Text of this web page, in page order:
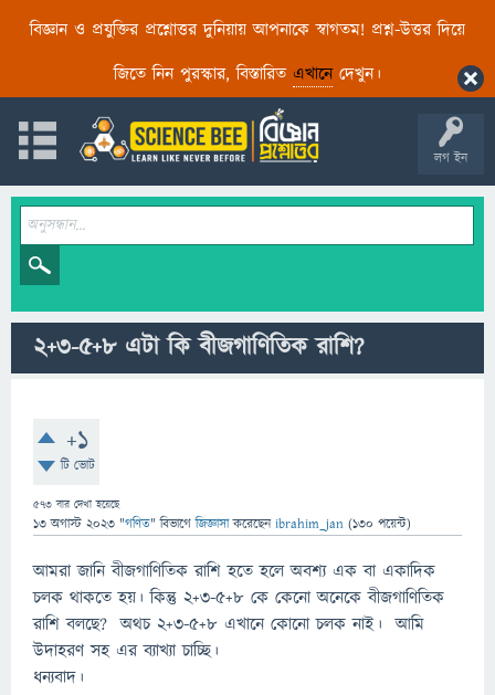
বিজ্ঞান ও প্রযুক্তির প্রশ্নোত্তর দুনিয়ায় আপনাকে স্বাগতম! প্রশ্ন-উত্তর দিয়ে
জিতে নিন পুরস্কার, বিস্তারিত এখানেদেখুন।
লগ ইন
2+3-5+8 এটা কি বীজগাণিতিক রাশি?
+1
টি ভোট
573 বার দেখা হয়েছে
13 অগাস্ট 2023 "গণিত" বিভাগে জিজ্ঞাসাকরেছেনibrahim_jan (130 পয়েন্ট)
আমরা জানি বীজগাণিতিক রাশি হতে হলে অবশ্য এক বা একাদিক
চলক থাকতে হয়। কিন্তু 2+3-5+8 কে কেনো অনেকে বীজগাণিতিক
রাশি বলছে? অথচ 2+3-5+8 এখানে কোনো চলক নাই। আমি
উদাহরণ সহ এর ব্যাখ্যা চাচ্ছি।
ধন্যবাদ।